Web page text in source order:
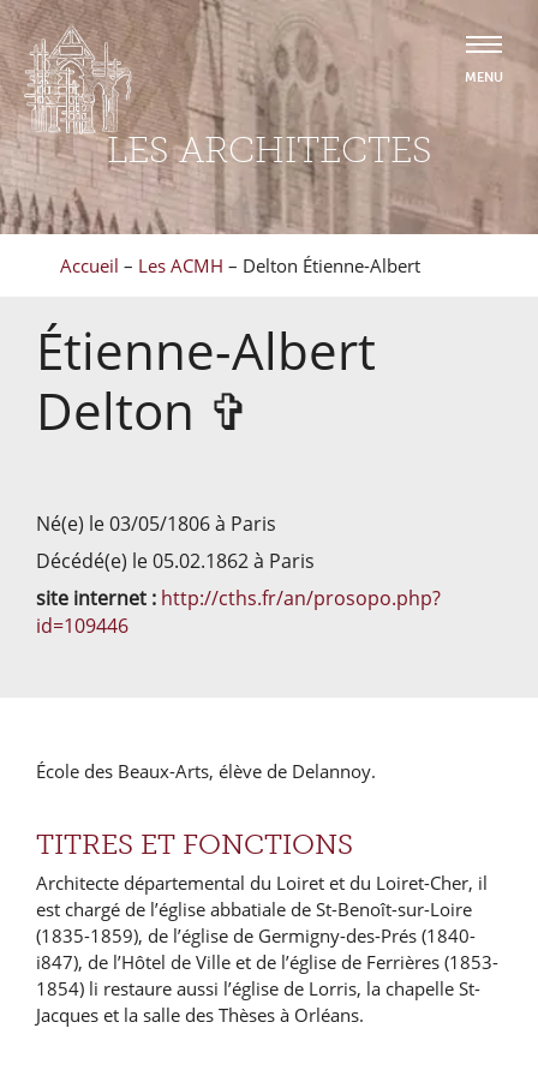
LES ARCHITECTES
Accueil – Les ACMH – Delton Étienne-Albert
Étienne-Albert
Delton ✞
Né(e) le 03/05/1806 à Paris
Décédé(e) le 05.02.1862 à Paris
site internet : http://cths.fr/an/prosopo.php?
id=109446
École des Beaux-Arts, élève de Delannoy.
TITRES ET FONCTIONS
Architecte départemental du Loiret et du Loiret-Cher, il
est chargé de l’église abbatiale de St-Benoît-sur-Loire
(1835-1859), de l’église de Germigny-des-Prés (1840-
i847), de l’Hôtel de Ville et de l’église de Ferrières (1853-
1854) li restaure aussi l’église de Lorris, la chapelle St-
Jacques et la salle des Thèses à Orléans.